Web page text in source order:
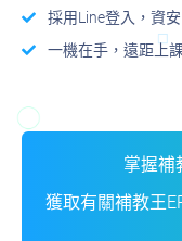
採用Line登入，資
一機在手，遠距上
掌握補
獲取有關補教王